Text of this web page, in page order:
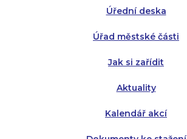
Úřední deska
Úřad městské části
Jak si zařídit
Aktuality
Kalendář akcí
Čtvrtek:
Pátek:
Čtvrtek: